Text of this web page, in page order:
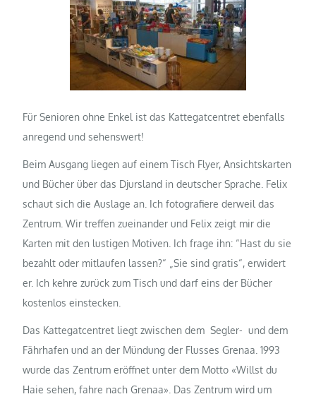
Für Senioren ohne Enkel ist das Kattegatcentret ebenfalls
anregend und sehenswert!
Beim Ausgang liegen auf einem Tisch Flyer, Ansichtskarten
und Bücher über das Djursland in deutscher Sprache. Felix
schaut sich die Auslage an. Ich fotografiere derweil das
Zentrum. Wir treffen zueinander und Felix zeigt mir die
Karten mit den lustigen Motiven. Ich frage ihn: “Hast du sie
bezahlt oder mitlaufen lassen?“ „Sie sind gratis“, erwidert
er. Ich kehre zurück zum Tisch und darf eins der Bücher
kostenlos einstecken.
Das Kattegatcentret liegt zwischen dem Segler- und dem
Fährhafen und an der Mündung der Flusses Grenaa. 1993
wurde das Zentrum eröffnet unter dem Motto «Willst du
Haie sehen, fahre nach Grenaa». Das Zentrum wird um